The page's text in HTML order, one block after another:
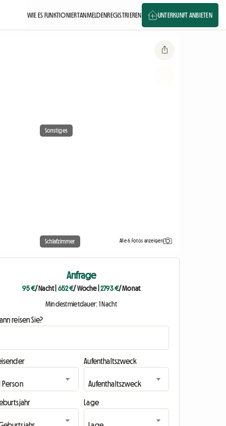
WIE ES FUNKTIONIERTANMELDENREGISTRIEREN UNTERKUNFT ANBIETEN
Sonstiges
Schlafzimmer Alle 6 Fotos anzeigen
Anfrage
95 €/ Nacht| 652 €/ Woche|2793 €/ Monat
Mindestmietdauer: 1 Nacht
reisen Sie?
Aufenthaltszweck
Lage